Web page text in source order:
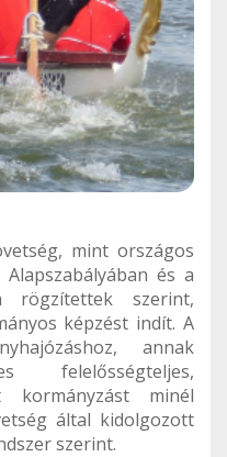
mint országos
és a
rögzítettek szerint,
képzést indít. A
annak
felelősségteljes,
kormányzást minél
által kidolgozott
szerint.